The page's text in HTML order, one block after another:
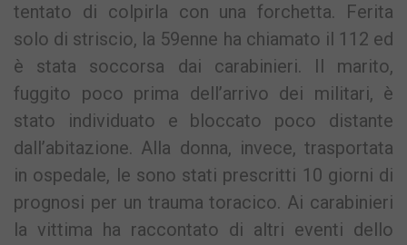
tentato di colpirla con una forchetta. Ferita
solo di striscio, la 59enne ha chiamato il 112 ed
è stata soccorsa dai carabinieri. Il marito,
fuggito poco prima dell’arrivo dei militari, è
stato individuato e bloccato poco distante
dall’abitazione. Alla donna, invece, trasportata
in ospedale, le sono stati prescritti 10 giorni di
prognosi per un trauma toracico. Ai carabinieri
la vittima ha raccontato di altri eventi dello